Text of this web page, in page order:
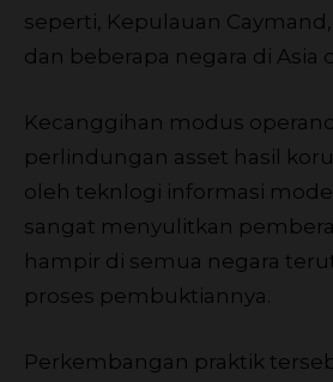
seperti, Kepulauan Caymand,
dan beberapa negara di Asia
Kecanggihan modus
perlindungan asset hasil
oleh teknlogi informasi
sangat menyulitkan
hampir di semua negara
proses pembuktiannya.
Perkembangan praktik